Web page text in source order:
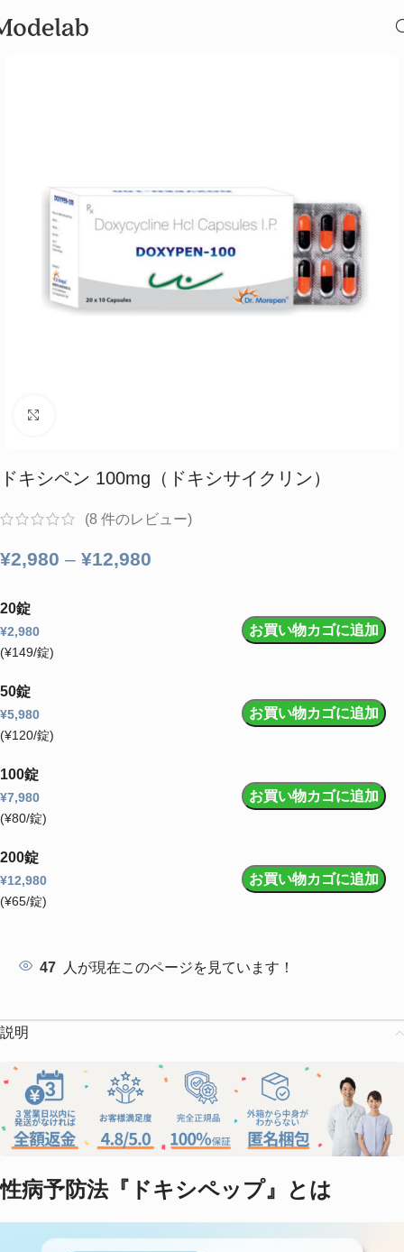
ドキシペン 100mg（ドキシサイクリン）
(8 件のレビュー)
¥2,980 – ¥12,980
20錠
¥2,980
(¥149/錠)
お買い物カゴに追加
50錠
¥5,980
(¥120/錠)
お買い物カゴに追加
100錠
¥7,980
(¥80/錠)
お買い物カゴに追加
200錠
¥12,980
(¥65/錠)
お買い物カゴに追加
47 人が現在このページを見ています！
説明
性病予防法『ドキシペップ』とは